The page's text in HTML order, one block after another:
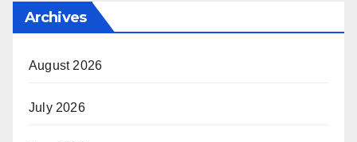
Archives
August 2026
July 2026